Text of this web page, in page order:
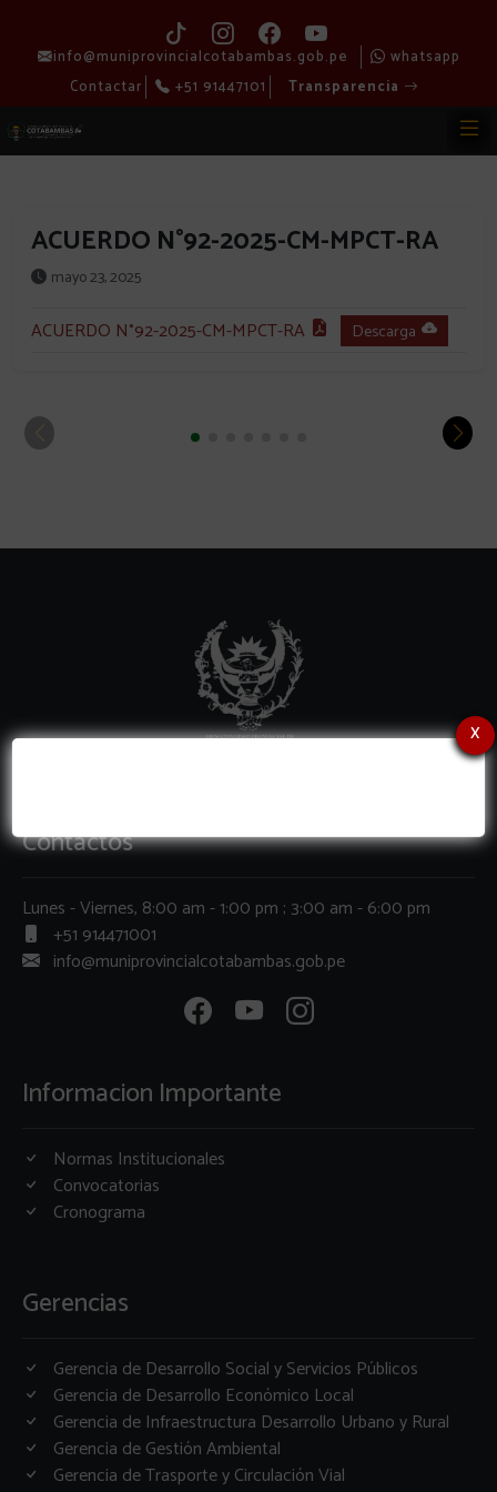
info@muniprovincialcotabambas.gob.pe
whatsapp
Contactar
+51 91447101 Transparencia
ACUERDO N°92-2025-CM-MPCT-RA
mayo 23, 2025
ACUERDO N°92-2025-CM-MPCT-RA Descarga
x
Contactos
Lunes - Viernes, 8:00 am - 1:00 pm ; 3:00 am - 6:00 pm
+51 914471001
info@muniprovincialcotabambas.gob.pe
Informacion Importante
Normas Institucionales
Convocatorias
Cronograma
Gerencias
Gerencia de Desarrollo Social y Servicios Públicos
Gerencia de Desarrollo Económico Local
Gerencia de Infraestructura Desarrollo Urbano y Rural
Gerencia de Gestión Ambiental
Gerencia de Trasporte y Circulación Vial